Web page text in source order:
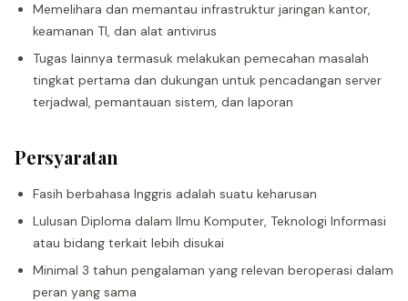
Memelihara dan memantau infrastruktur jaringan kantor,
keamanan TI, dan alat antivirus
Tugas lainnya termasuk melakukan pemecahan masalah
tingkat pertama dan dukungan untuk pencadangan server
terjadwal, pemantauan sistem, dan laporan
Persyaratan
Fasih berbahasa Inggris adalah suatu keharusan
Lulusan Diploma dalam Ilmu Komputer, Teknologi Informasi
atau bidang terkait lebih disukai
Minimal 3 tahun pengalaman yang relevan beroperasi dalam
peran yang sama